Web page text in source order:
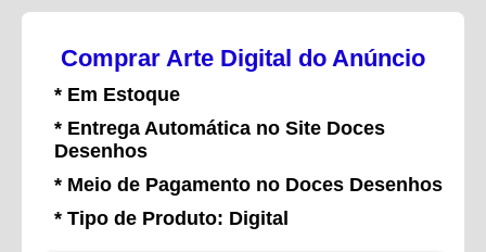
Comprar Arte Digital do Anúncio
* Em Estoque
* Entrega Automática no Site Doces
Desenhos
* Meio de Pagamento no Doces Desenhos
* Tipo de Produto: Digital